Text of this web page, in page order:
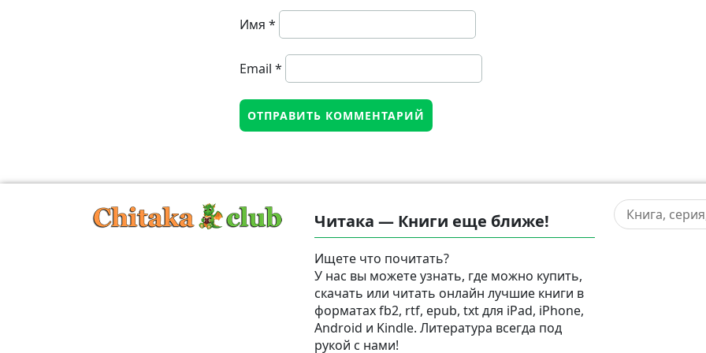
Имя *
Email *
Читака — Книги еще ближе!
Ищете что почитать?
У нас вы можете узнать, где можно купить,
скачать или читать онлайн лучшие книги в
форматах fb2, rtf, epub, txt для iPad, iPhone,
Android и Kindle. Литература всегда под
рукой с нами!